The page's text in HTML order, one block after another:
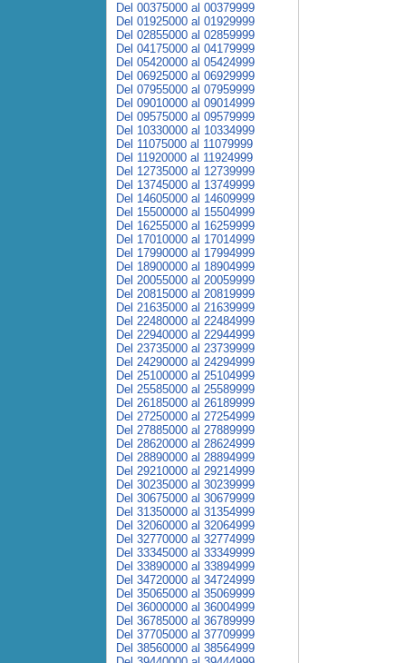
Del 00375000 al 00379999
Del 01925000 al 01929999
Del 02855000 al 02859999
Del 04175000 al 04179999
Del 05420000 al 05424999
Del 06925000 al 06929999
Del 07955000 al 07959999
Del 09010000 al 09014999
Del 09575000 al 09579999
Del 10330000 al 10334999
Del 11075000 al 11079999
Del 11920000 al 11924999
Del 12735000 al 12739999
Del 13745000 al 13749999
Del 14605000 al 14609999
Del 15500000 al 15504999
Del 16255000 al 16259999
Del 17010000 al 17014999
Del 17990000 al 17994999
Del 18900000 al 18904999
Del 20055000 al 20059999
Del 20815000 al 20819999
Del 21635000 al 21639999
Del 22480000 al 22484999
Del 22940000 al 22944999
Del 23735000 al 23739999
Del 24290000 al 24294999
Del 25100000 al 25104999
Del 25585000 al 25589999
Del 26185000 al 26189999
Del 27250000 al 27254999
Del 27885000 al 27889999
Del 28620000 al 28624999
Del 28890000 al 28894999
Del 29210000 al 29214999
Del 30235000 al 30239999
Del 30675000 al 30679999
Del 31350000 al 31354999
Del 32060000 al 32064999
Del 32770000 al 32774999
Del 33345000 al 33349999
Del 33890000 al 33894999
Del 34720000 al 34724999
Del 35065000 al 35069999
Del 36000000 al 36004999
Del 36785000 al 36789999
Del 37705000 al 37709999
Del 38560000 al 38564999